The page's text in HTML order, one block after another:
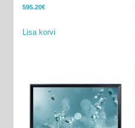
595.20€
Lisa korvi